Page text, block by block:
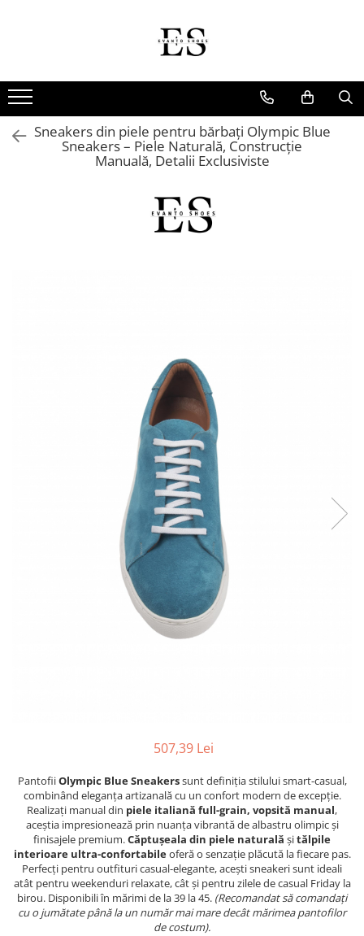
Oxford
Derby
MonkStraps
Papuci
Ghete
PantofiSneakers din piele pentru bărbați Olympic Blue
Sneakers – Piele Naturală, Construcție
Manuală, Detalii Exclusiviste
507,39 Lei
PantofiiOlympic Blue Sneakerssunt definiția stilului smart-casual,
combinând eleganța artizanală cu un confort modern de excepție.
Realizați manual din piele italiană full-grain, vopsită manual,
aceștia impresionează prin nuanța vibrantă de albastru olimpic și
finisajele premium.Căptușeala din piele naturală șitălpile
interioare ultra-confortabileoferă o senzație plăcută la fiecare pas.
Perfecți pentru outfituri casual-elegante, acești sneakeri sunt ideali
atât pentru weekenduri relaxate, cât și pentru zilele de casual Friday la
birou. Disponibili în mărimi de la 39 la 45. (Recomandat să comandați
cu o jumătate până la un număr mai mare decât mărimea pantofilor
de costum).